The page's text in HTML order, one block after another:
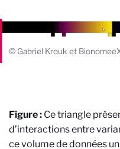
© Gabriel Krouk et
Figure : Ce triangle
d’interactions entre
ce volume de données